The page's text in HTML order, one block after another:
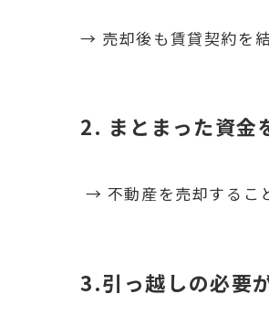
→ 売却後も賃貸契約を
2. まとまった資金
→ 不動産を売却するこ
3.引っ越しの必要